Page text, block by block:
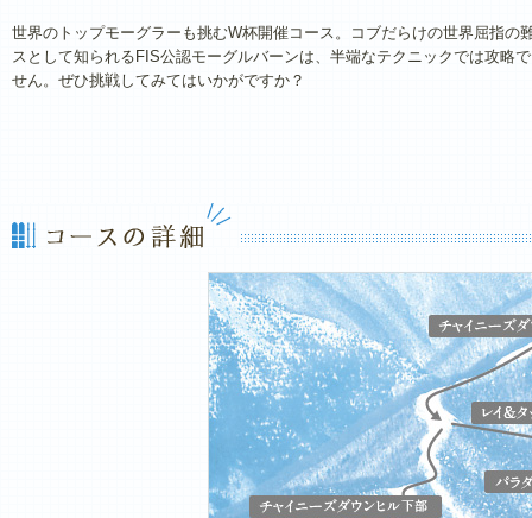
世界のトップモーグラーも挑むW杯開催コース。コブだらけの世界屈指の
スとして知られるFIS公認モーグルバーンは、半端なテクニックでは攻略
せん。ぜひ挑戦してみてはいかがですか？